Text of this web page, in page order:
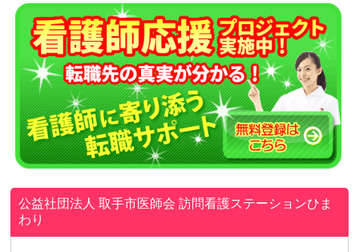
公益社団法人 取手市医師会訪問看護ステーションひま
わり